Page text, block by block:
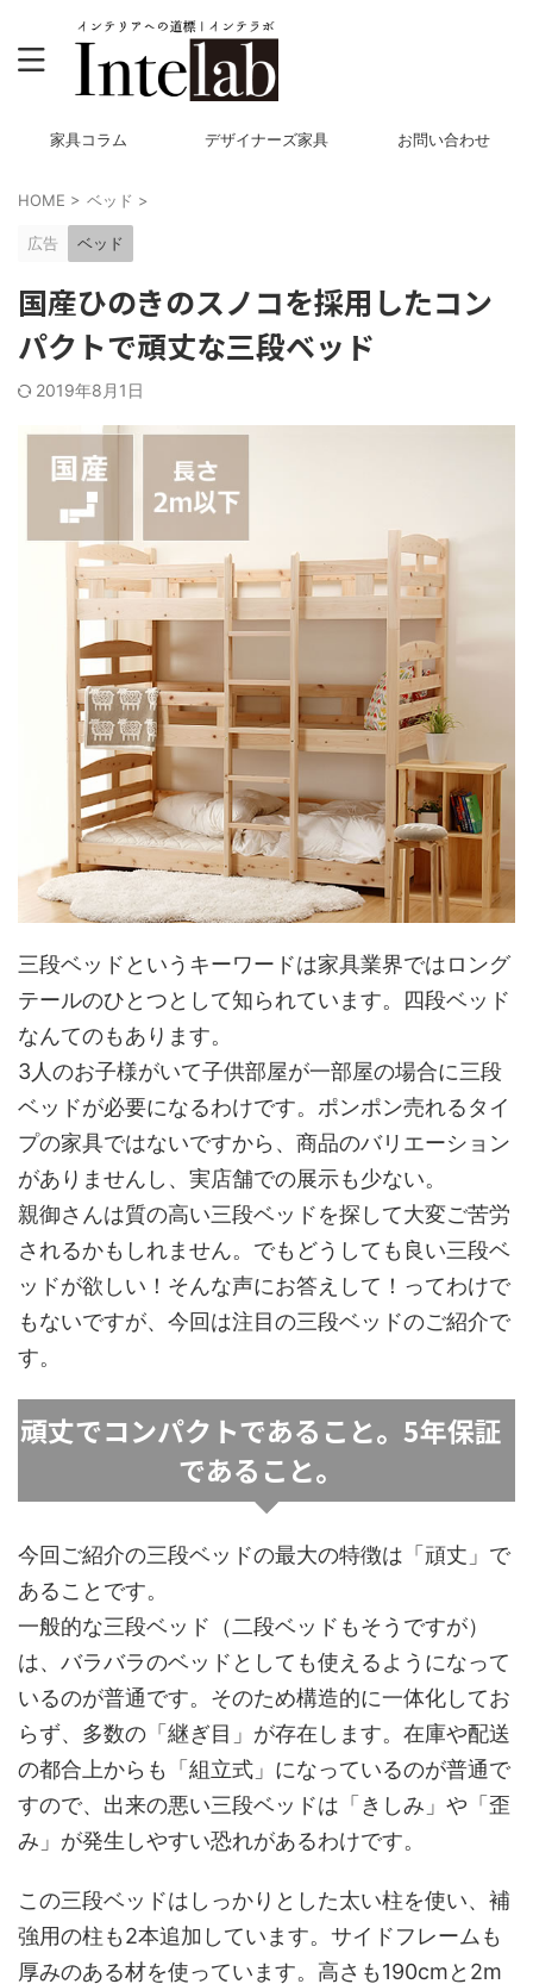
家具コラム デザイナーズ家具 お問い合わせ
HOME > ベッド >
広告 ベッド
国産ひのきのスノコを採用したコン
パクトで頑丈な三段ベッド
2019年8月1日
三段ベッドというキーワードは家具業界ではロング
テールのひとつとして知られています。四段ベッド
なんてのもあります。
3人のお子様がいて子供部屋が一部屋の場合に三段
ベッドが必要になるわけです。ポンポン売れるタイ
プの家具ではないですから、商品のバリエーション
がありませんし、実店舗での展示も少ない。
親御さんは質の高い三段ベッドを探して大変ご苦労
されるかもしれません。でもどうしても良い三段ベ
ッドが欲しい！そんな声にお答えして！ってわけで
もないですが、今回は注目の三段ベッドのご紹介で
す。
頑丈でコンパクトであること。5年保証
であること。
今回ご紹介の三段ベッドの最大の特徴は「頑丈」で
あることです。
一般的な三段ベッド（二段ベッドもそうですが）
は、バラバラのベッドとしても使えるようになって
いるのが普通です。そのため構造的に一体化してお
らず、多数の「継ぎ目」が存在します。在庫や配送
の都合上からも「組立式」になっているのが普通で
すので、出来の悪い三段ベッドは「きしみ」や「歪
み」が発生しやすい恐れがあるわけです。
この三段ベッドはしっかりとした太い柱を使い、補
強用の柱も2本追加しています。サイドフレームも
厚みのある材を使っています。高さも190cmと2m